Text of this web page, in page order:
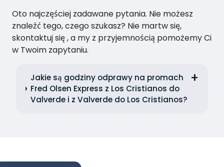
Oto najczęściej zadawane pytania. Nie możesz
znaleźć tego, czego szukasz? Nie martw się,
skontaktuj się , a my z przyjemnością pomożemy Ci
w Twoim zapytaniu.
Jakie są godziny odprawy na promach
Fred Olsen Express z Los Cristianos do
Valverde i z Valverde do Los Cristianos?